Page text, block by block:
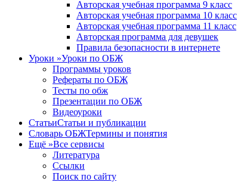
Авторская учебная программа 9 класс
Авторская учебная программа 10 класс
Авторская учебная программа 11 класс
Авторская программа для девушек
Правила безопасности в интернете
Уроки »Уроки по ОБЖ
Программы уроков
Рефераты по ОБЖ
Тесты по обж
Презентации по ОБЖ
Видеоуроки
СтатьиСтатьи и публикации
Словарь ОБЖТермины и понятия
Ещё »Все сервисы
Литература
Ссылки
Поиск по сайту